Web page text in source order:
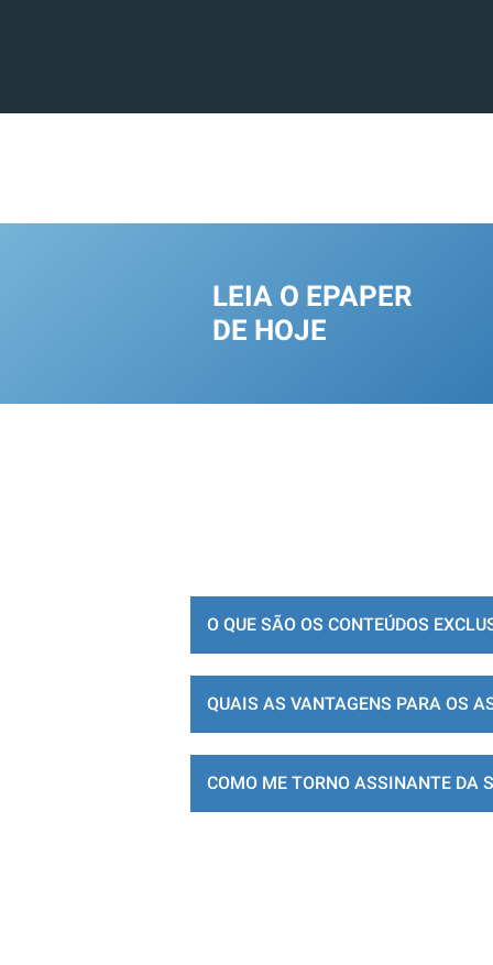
LEIA O EPAPER
DE HOJE
O QUE SÃO OS CONTEÚDOS
QUAIS AS VANTAGENS PARA OS
COMO ME TORNO ASSINANTE DA